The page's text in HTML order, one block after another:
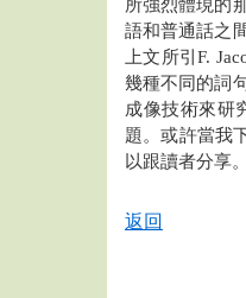
所強烈體現的
語和普通話之
上文所引F.
幾種不同的詞
成像技術來研
題。或許當我
以跟讀者分享。
返回